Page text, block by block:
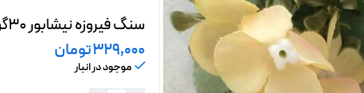
سنگ فیروزه نیشابور 30گرمی
329,000تومان
موجود در انبار